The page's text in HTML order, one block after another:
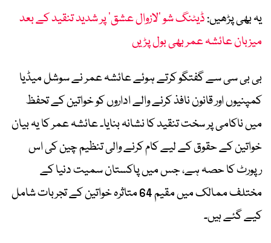
یہ بھی پڑھیں:ڈیٹنگ شو ’لازوال عشق‘ پر شدید تنقید کے بعد
میزبان عائشہ عمر بھی بول پڑیں
بی بی سی سے گفتگو کرتے ہوئے عائشہ عمر نے سوشل میڈیا
کمپنیوں اور قانون نافذ کرنے والے اداروں کو خواتین کے تحفظ
میں ناکامی پر سخت تنقید کا نشانہ بنایا۔ عائشہ عمر کا یہ بیان
خواتین کے حقوق کے لیے کام کرنے والی تنظیم چین کی اس
رپورٹ کا حصہ ہے، جس میں پاکستان سمیت دنیا کے
مختلف ممالک میں مقیم 64 متاثرہ خواتین کے تجربات شامل
کیے گئے ہیں۔